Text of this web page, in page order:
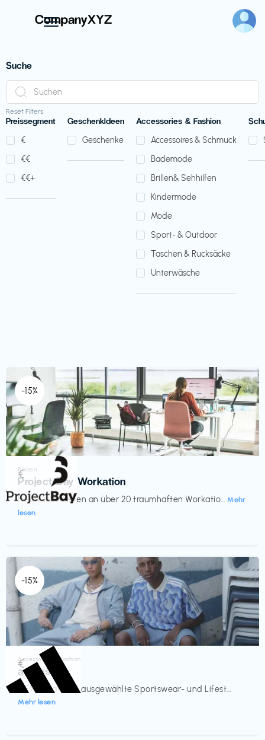
Suche
Reset Filters
Preissegment
€‎
€‎€‎
€‎€‎+
GeschenkIdeen
Geschenke
Accessories & Fashion
Accessoires & Schmuck
Bademode
Brillen& Sehhilfen
Kindermode
Mode
Sport- & Outdoor
Taschen & Rucksäcke
Unterwäsche
-15%
Reisen
Project Bay Workation
flexibles Arbeiten an über 20 traumhaften Workatio... Mehr
lesen
€‎
-15%
Accessoires & Fashion
adidas
-15% Rabatt auf ausgewählte Sportswear- und Lifest...
Mehr lesen
€‎